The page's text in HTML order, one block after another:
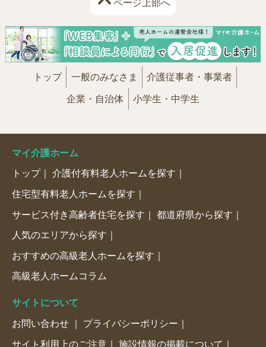
ページ上部へ
トップ 一般のみなさま 介護従事者・事業者
企業・自治体 小学生・中学生
マイ介護ホーム
トップ 介護付有料老人ホームを探す
住宅型有料老人ホームを探す
サービス付き高齢者住宅を探す 都道府県から探す
人気のエリアから探す
おすすめの高級老人ホームを探す
高級老人ホームコラム
サイトについて
お問い合わせ プライバシーポリシー
サイト利用上のご注意 施設情報の掲載について